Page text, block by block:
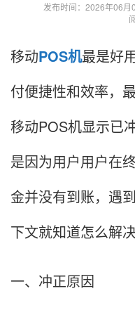
发布时间：2026年06月
移动POS机最是好
付便捷性和效率，
移动POS机显示已
是因为用户用户在
金并没有到账，遇
下文就知道怎么解决
一、冲正原因